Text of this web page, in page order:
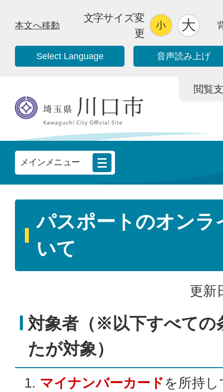
本文へ移動
文字サイズ変
更
Select Language 音声読み上げ
閲覧
メインメニュー
パスポートのオンラ
いて
更新
対象者（※以下すべての
たが対象）
マイナンバーカードを所持